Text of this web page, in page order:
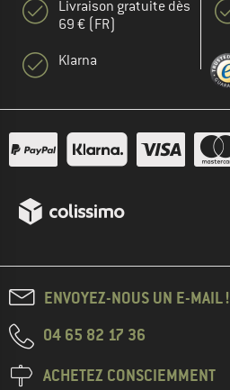
Livraison gratuite dès
69 € (FR)
Klarna
ENVOYEZ-NOUS UN E-MAIL !
04 65 82 17 36
ACHETEZ CONSCIEMMENT